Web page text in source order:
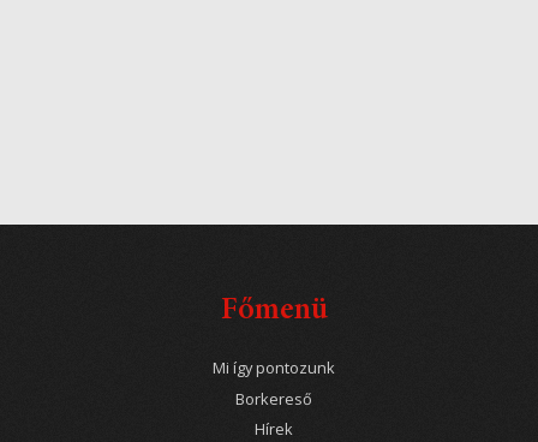
Főmenü
Mi így pontozunk
Borkereső
Hírek